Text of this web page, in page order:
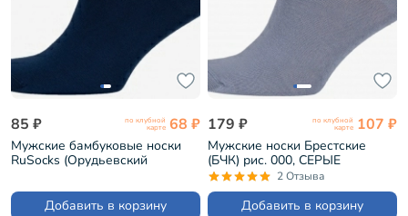
85 ₽ по клубной
карте 68 ₽
Мужские бамбуковые носки
RuSocks (Орудьевский
(М-241)
Добавить в корзину
179 ₽ по клубной
карте 107 ₽
Мужские носки Брестские
(БЧК) рис. 000, СЕРЫЕ
(14С2124)
2 Отзыва
Добавить в корзину